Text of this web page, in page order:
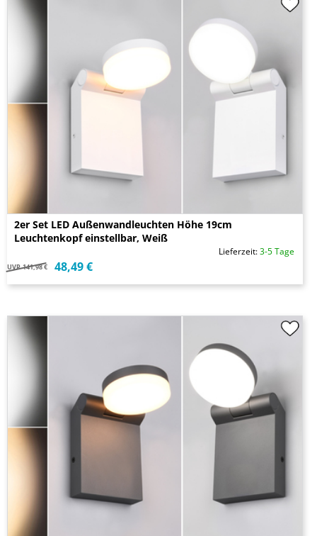
2er Set LED Außenwandleuchten Höhe 19cm
Leuchtenkopf einstellbar, Weiß
Lieferzeit:3-5 Tage
UVP 141,98 € 48,49 €